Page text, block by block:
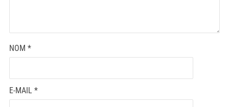
NOM *
E-MAIL *